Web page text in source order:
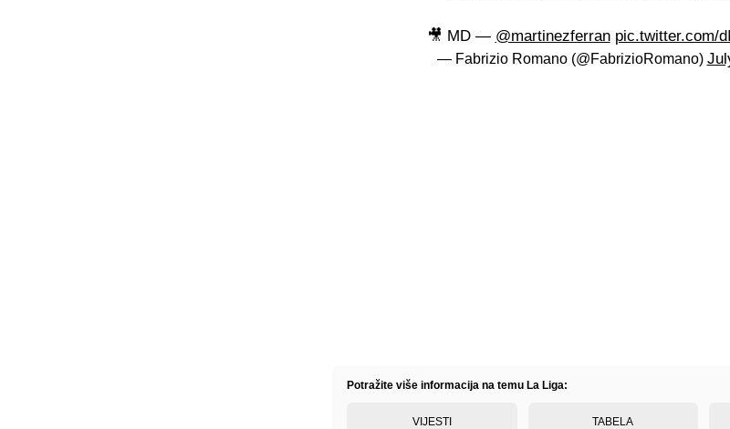
🎥 MD — @martinezferran pic.twitter.com/
— Fabrizio Romano (@FabrizioRomano)
Potražite više informacija na temu La Liga:
VIJESTI TABELA